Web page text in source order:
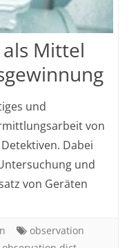
Mittel
und
von
Dabei
und
von Geräten
observation